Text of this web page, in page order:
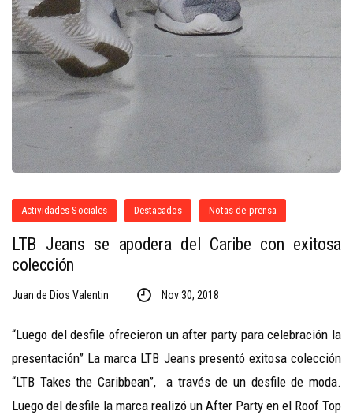
Actividades Sociales Destacados Notas de prensa
LTB Jeans se apodera del Caribe con exitosa
colección
Juan de Dios Valentin Nov 30, 2018
“Luego del desfile ofrecieron un after party para celebración la
presentación” La marca LTB Jeans presentó exitosa colección
“LTB Takes the Caribbean”, a través de un desfile de moda.
Luego del desfile la marca realizó un After Party en el Roof Top